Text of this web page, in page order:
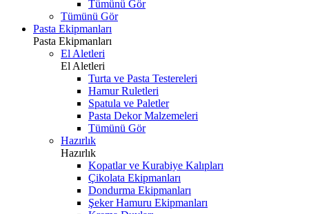
Tümünü Gör
Tümünü Gör
Pasta Ekipmanları
Pasta Ekipmanları
El Aletleri
El Aletleri
Turta ve Pasta Testereleri
Hamur Ruletleri
Spatula ve Paletler
Pasta Dekor Malzemeleri
Tümünü Gör
Hazırlık
Hazırlık
Kopatlar ve Kurabiye Kalıpları
Çikolata Ekipmanları
Dondurma Ekipmanları
Şeker Hamuru Ekipmanları